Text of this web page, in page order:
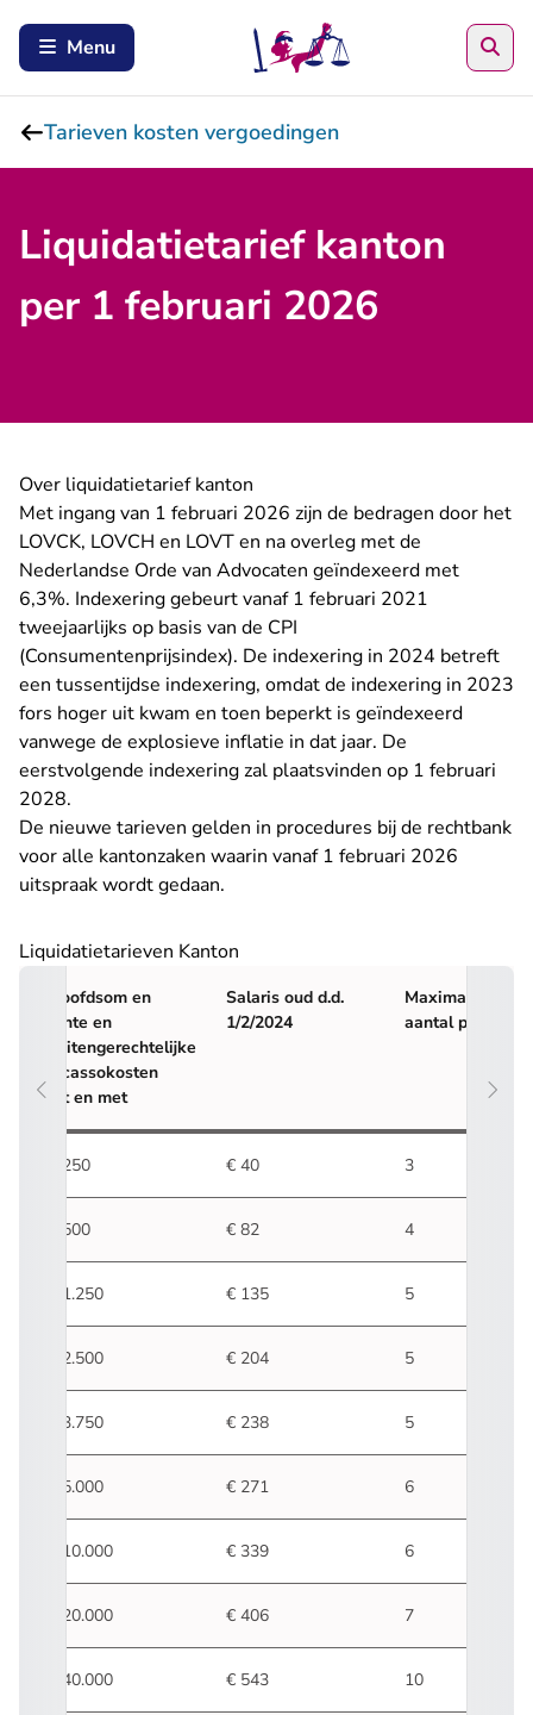
Menu
Tarieven kosten vergoedingen
Liquidatietarief kanton
per 1 februari 2026
Over liquidatietarief kanton
Met ingang van 1 februari 2026 zijn de bedragen door het
LOVCK, LOVCH en LOVT en na overleg met de
Nederlandse Orde van Advocaten geïndexeerd met
6,3%. Indexering gebeurt vanaf 1 februari 2021
tweejaarlijks op basis van de CPI
(Consumentenprijsindex). De indexering in 2024 betreft
een tussentijdse indexering, omdat de indexering in 2023
fors hoger uit kwam en toen beperkt is geïndexeerd
vanwege de explosieve inflatie in dat jaar. De
eerstvolgende indexering zal plaatsvinden op 1 februari
2028.
De nieuwe tarieven gelden in procedures bij de rechtbank
voor alle kantonzaken waarin vanaf 1 februari 2026
uitspraak wordt gedaan.
Liquidatietarieven Kanton
Hoofdsom en
rente en
buitengerechtelijke
incassokosten
tot en met
Salaris oud d.d.
1/2/2024
Maximaal
aantal punten
€ 250 € 40 3
€ 500 € 82 4
€ 1.250 € 135 5
€ 2.500 € 204 5
€ 3.750 € 238 5
€ 5.000 € 271 6
€ 10.000 € 339 6
€ 20.000 € 406 7
€ 40.000 € 543 10